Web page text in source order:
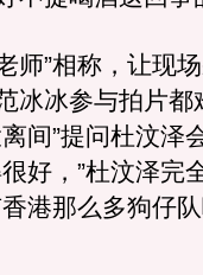
”相称，让现
冰冰参与拍片都
间”提问杜汶泽
好，”杜汶泽完
港那么多狗仔